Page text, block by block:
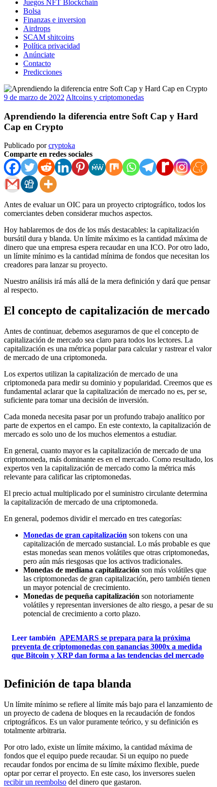
Juegos NFT Blockchain
Bolsa
Finanzas e inversion
Airdrops
SCAM shitcoins
Política privacidad
Anúnciate
Contacto
Predicciones
9 de marzo de 2022 Altcoins y criptomonedas
Aprendiendo la diferencia entre Soft Cap y Hard
Cap en Crypto
Publicado porcryptoka
Comparte en redes sociales
Antes de evaluar un OIC para un proyecto criptográfico, todos los
comerciantes deben considerar muchos aspectos.
Hoy hablaremos de dos de los más destacables: la capitalización
bursátil dura y blanda. Un límite máximo es la cantidad máxima de
dinero que una empresa espera recaudar en una ICO. Por otro lado,
un límite mínimo es la cantidad mínima de fondos que necesitan los
creadores para lanzar su proyecto.
Nuestro análisis irá más allá de la mera definición y dará que pensar
al respecto.
El concepto de capitalización de mercado
Antes de continuar, debemos asegurarnos de que el concepto de
capitalización de mercado sea claro para todos los lectores. La
capitalización es una métrica popular para calcular y rastrear el valor
de mercado de una criptomoneda.
Los expertos utilizan la capitalización de mercado de una
criptomoneda para medir su dominio y popularidad. Creemos que es
fundamental aclarar que la capitalización de mercado no es, per se,
suficiente para tomar una decisión de inversión.
Cada moneda necesita pasar por un profundo trabajo analítico por
parte de expertos en el campo. En este contexto, la capitalización de
mercado es solo uno de los muchos elementos a estudiar.
En general, cuanto mayor es la capitalización de mercado de una
criptomoneda, más dominante es en el mercado. Como resultado, los
expertos ven la capitalización de mercado como la métrica más
relevante para calificar las criptomonedas.
El precio actual multiplicado por el suministro circulante determina
la capitalización de mercado de una criptomoneda.
En general, podemos dividir el mercado en tres categorías:
Monedas de gran capitalización son tokens con una
capitalización de mercado sustancial. Lo más probable es que
estas monedas sean menos volátiles que otras criptomonedas,
pero aún más riesgosas que los activos tradicionales.
Monedas de mediana capitalización son más volátiles que
las criptomonedas de gran capitalización, pero también tienen
un mayor potencial de crecimiento.
Monedas de pequeña capitalización son notoriamente
volátiles y representan inversiones de alto riesgo, a pesar de su
potencial de crecimiento a corto plazo.
Leer también APEMARS se prepara para la próxima
preventa de criptomonedas con ganancias 3000x a medida
que Bitcoin y XRP dan forma a las tendencias del mercado
Definición de tapa blanda
Un límite mínimo se refiere al límite más bajo para el lanzamiento de
un proyecto de cadena de bloques en la recaudación de fondos
criptográficos. Es un valor puramente teórico, y su definición es
totalmente arbitraria.
Por otro lado, existe un límite máximo, la cantidad máxima de
fondos que el equipo puede recaudar. Si un equipo no puede
recaudar fondos por encima de su límite máximo flexible, puede
optar por cerrar el proyecto. En este caso, los inversores suelen
recibir un reembolso del dinero que gastaron.